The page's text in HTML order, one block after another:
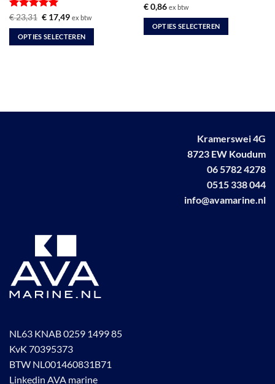
Gewaardeerd
5uit 5
€23,31 Oorspronkelijke
was:
€ 23,31.
€17,49Huidige
is:
€ 17,49.
ex btw
OPTIES SELECTEREN
Gewaardeerd
4.5uit 5
€0,86 ex btw
OPTIES SELECTEREN
productpagina
Kramerswei 4G
8723 EW Koudum
06 5782 4278
0515 338 044
info@avamarine.nl
NL63 KNAB 0259 1499 85
KvK 70395373
BTW NL001460831B71
Linkedin AVA marine